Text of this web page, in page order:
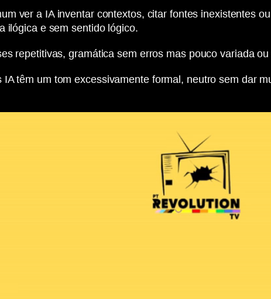
ver a IA inventar contextos, citar fontes inexistentes
ilógica e sem sentido lógico.
repetitivas, gramática sem erros mas pouco variada
IA têm um tom excessivamente formal, neutro sem dar